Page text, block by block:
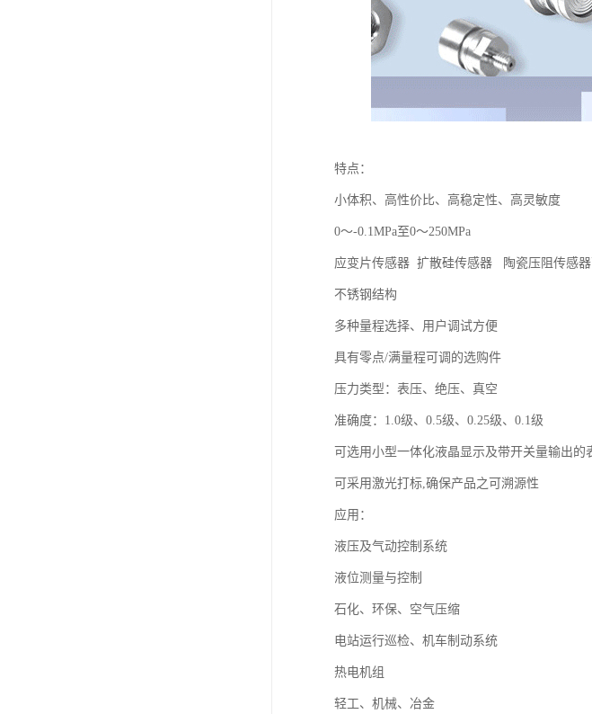
特点：
小体积、高性价比、高稳定性、高灵敏度
0～-0.1MPa至0～250MPa
应变片传感器 扩散硅传感器 陶瓷压阻传感
不锈钢结构
多种量程选择、用户调试方便
具有零点/满量程可调的选购件
压力类型：表压、绝压、真空
准确度：1.0级、0.5级、0.25级、0.1级
可选用小型一体化液晶显示及带开关量输出的
可采用激光打标,确保产品之可溯源性
应用：
液压及气动控制系统
液位测量与控制
石化、环保、空气压缩
电站运行巡检、机车制动系统
热电机组
轻工、机械、冶金